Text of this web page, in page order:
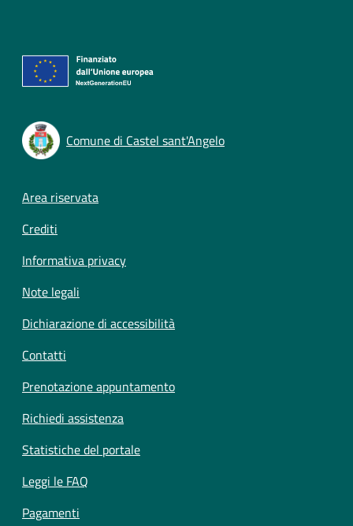
Comune di Castel sant'Angelo
Footer menu
Area riservata
Crediti
Informativa privacy
Note legali
Dichiarazione di accessibilità
Contatti
Prenotazione appuntamento
Richiedi assistenza
Statistiche del portale
Leggi le FAQ
Pagamenti